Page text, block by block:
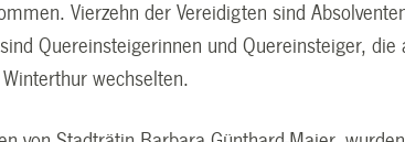
Vierzehn der Vereidigten sind
Quereinsteigerinnen und Quereinsteiger, die
wechselten.